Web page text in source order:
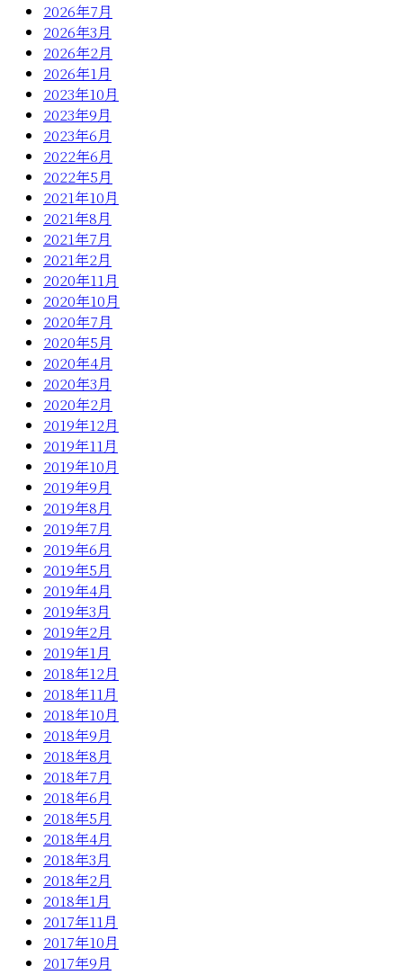
2026年7月
2026年3月
2026年2月
2026年1月
2023年10月
2023年9月
2023年6月
2022年6月
2022年5月
2021年10月
2021年8月
2021年7月
2021年2月
2020年11月
2020年10月
2020年7月
2020年5月
2020年4月
2020年3月
2020年2月
2019年12月
2019年11月
2019年10月
2019年9月
2019年8月
2019年7月
2019年6月
2019年5月
2019年4月
2019年3月
2019年2月
2019年1月
2018年12月
2018年11月
2018年10月
2018年9月
2018年8月
2018年7月
2018年6月
2018年5月
2018年4月
2018年3月
2018年2月
2018年1月
2017年11月
2017年10月
2017年9月